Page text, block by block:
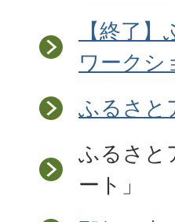
【終了
ワークシ
ふるさと
ふるさと
ート」